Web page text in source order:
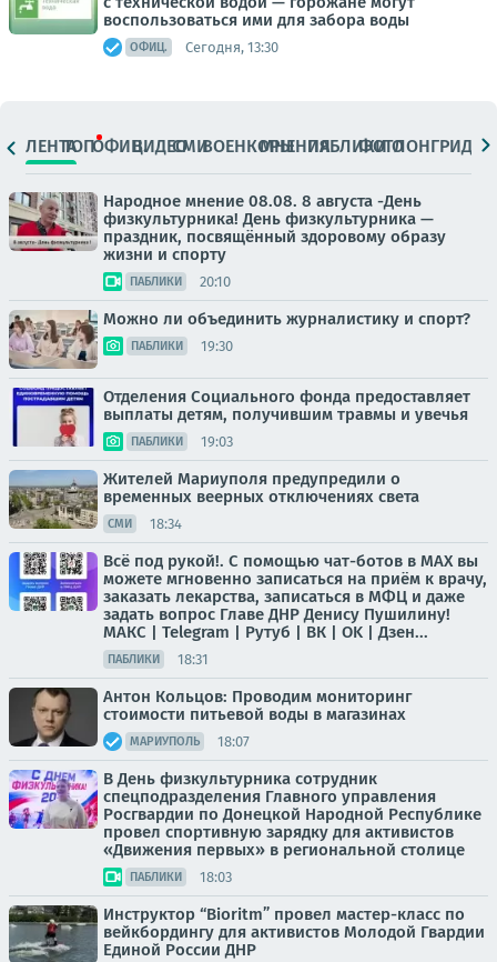
воспользоваться ими для забора воды
ОФИЦ. Сегодня, 13:30
ЛЕНТАТОПОФИЦ.ВИДЕОСМИВОЕНКОРЫМНЕНИЯПАБЛИКИ
ФОТОЛОНГРИДЫ
Народное мнение 08.08. 8 августа -День
физкультурника! День физкультурника —
праздник, посвящённый здоровому образу
жизни и спорту
ПАБЛИКИ 20:10
Можно ли объединить журналистику и спорт?
ПАБЛИКИ 19:30
Отделения Социального фонда предоставляет
выплаты детям, получившим травмы и увечья
ПАБЛИКИ 19:03
Жителей Мариуполя предупредили о
временных веерных отключениях света
СМИ 18:34
Всё под рукой!. С помощью чат-ботов в МАХ вы
можете мгновенно записаться на приём к врачу,
заказать лекарства, записаться в МФЦ и даже
задать вопрос Главе ДНР Денису Пушилину!
МАКС | Telegram | Рутуб | ВК | OK | Дзен...
ПАБЛИКИ 18:31
Антон Кольцов: Проводим мониторинг
стоимости питьевой воды в магазинах
МАРИУПОЛЬ 18:07
В День физкультурника сотрудник
спецподразделения Главного управления
Росгвардии по Донецкой Народной Республике
провел спортивную зарядку для активистов
«Движения первых» в региональной столице
ПАБЛИКИ 18:03
Инструктор “Bioritm” провел мастер-класс по
вейкбордингу для активистов Молодой Гвардии
Единой России ДНР